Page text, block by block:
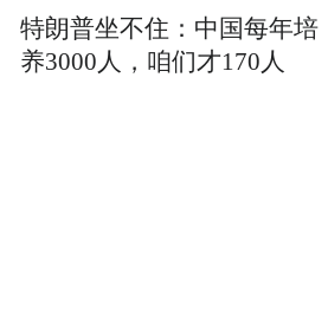
特朗普坐不住：中国每年培
养3000人，咱们才170人